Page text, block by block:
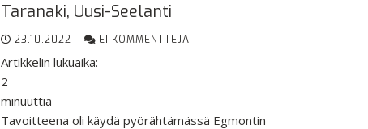
Taranaki, Uusi-Seelanti
23.10.2022 EI KOMMENTTEJA
Artikkelin lukuaika:
2
minuuttia
Tavoitteena oli käydä pyörähtämässä Egmontin